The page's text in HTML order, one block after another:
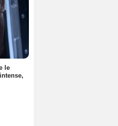
le